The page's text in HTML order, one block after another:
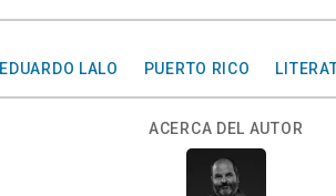
EDUARDO LALO PUERTO RICO
ACERCA DEL AUTOR